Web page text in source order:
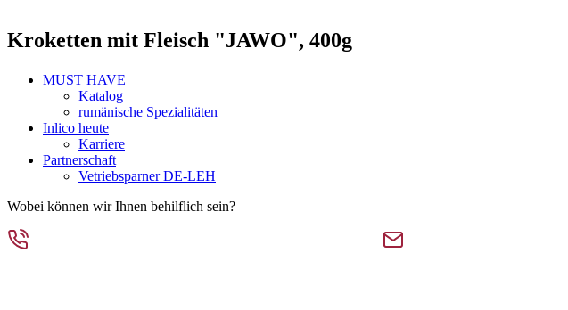
Kroketten mit Fleisch "JAWO", 400g
MUST HAVE
Katalog
rumänische Spezialitäten
Inlico heute
Karriere
Partnerschaft
Vetriebsparner DE-LEH
Wobei können wir Ihnen behilflich sein?